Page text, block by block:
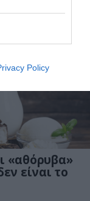
Policy
«αθόρυβα»
είναι το